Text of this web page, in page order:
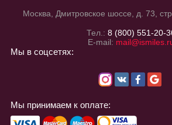
Москва, Дмитровское шоссе, д. 73,
Тел.: 8 (800) 551-20-
E-mail:
Мы в соцсетях:
Мы принимаем к оплате: